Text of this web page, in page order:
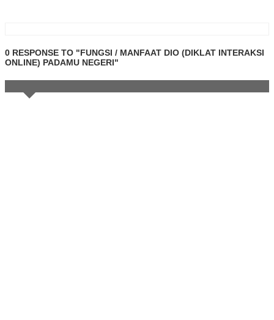
0 RESPONSE TO "FUNGSI / MANFAAT DIO (DIKLAT INTERAKSI
ONLINE) PADAMU NEGERI"